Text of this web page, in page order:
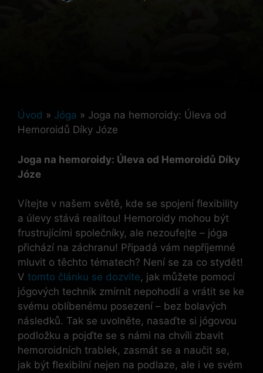
Úvod » Jóga » Joga na hemoroidy: Úleva od
Hemoroidů Díky Józe
Joga na hemoroidy: Úleva od Hemoroidů Díky
Józe
Vítejte v našem světě, kde se spojení flexibility
a úlevy stává realitou! Hemoroidy mohou být
frustrujícími společníky, ale nezoufejte – jóga
přichází na záchranu! Připadá vám nepříjemné
mluvit o těchto tématech? Není se za co stydět!
V tomto článku se dozvíte, jak můžete pomocí
jógových technik zmírnit nepohodlí a vrátit se ke
svému oblíbenému posezení – bez bolavých
následků. Tak se uvolněte, nasaďte si jógovou
podložku a pojďte se s námi na chvíli zbavit
hemoroidních trablek, zasmát se a naučit se,
jak být flexibilní nejen na podlaze, ale i ve svém